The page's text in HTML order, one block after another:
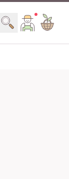
Search